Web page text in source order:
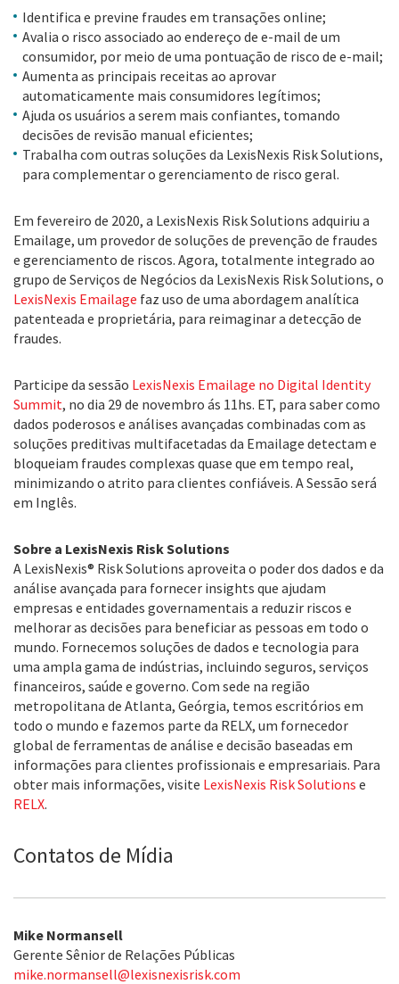
Identifica e previne fraudes em transações online;
Avalia o risco associado ao endereço de e-mail de um
consumidor, por meio de uma pontuação de risco de e-mail;
Aumenta as principais receitas ao aprovar
automaticamente mais consumidores legítimos;
Ajuda os usuários a serem mais confiantes, tomando
decisões de revisão manual eficientes;
Trabalha com outras soluções da LexisNexis Risk Solutions,
para complementar o gerenciamento de risco geral.
Em fevereiro de 2020, a LexisNexis Risk Solutions adquiriu a
Emailage, um provedor de soluções de prevenção de fraudes
e gerenciamento de riscos. Agora, totalmente integrado ao
grupo de Serviços de Negócios da LexisNexis Risk Solutions, o
LexisNexis Emailage faz uso de uma abordagem analítica
patenteada e proprietária, para reimaginar a detecção de
fraudes.
Participe da sessão LexisNexis Emailage no Digital Identity
Summit, no dia 29 de novembro ás 11hs. ET, para saber como
dados poderosos e análises avançadas combinadas com as
soluções preditivas multifacetadas da Emailage detectam e
bloqueiam fraudes complexas quase que em tempo real,
minimizando o atrito para clientes confiáveis. A Sessão será
em Inglês.
Sobre a LexisNexis Risk Solutions
A LexisNexis® Risk Solutions aproveita o poder dos dados e da
análise avançada para fornecer insights que ajudam
empresas e entidades governamentais a reduzir riscos e
melhorar as decisões para beneficiar as pessoas em todo o
mundo. Fornecemos soluções de dados e tecnologia para
uma ampla gama de indústrias, incluindo seguros, serviços
financeiros, saúde e governo. Com sede na região
metropolitana de Atlanta, Geórgia, temos escritórios em
todo o mundo e fazemos parte da RELX, um fornecedor
global de ferramentas de análise e decisão baseadas em
informações para clientes profissionais e empresariais. Para
obter mais informações, visite LexisNexis Risk Solutions e
RELX.
Contatos de Mídia
Mike Normansell
Gerente Sênior de Relações Públicas
mike.normansell@lexisnexisrisk.com